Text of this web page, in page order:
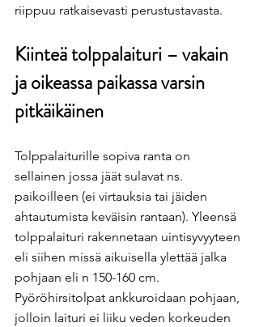
riippuu ratkaisevasti perustustavasta.
Kiinteä tolppalaituri – vakain
ja oikeassa paikassa varsin
pitkäikäinen
Tolppalaiturille sopiva ranta on
sellainen jossa jäät sulavat ns.
paikoilleen (ei virtauksia tai jäiden
ahtautumista keväisin rantaan). Yleensä
tolppalaituri rakennetaan uintisyvyyteen
eli siihen missä aikuisella ylettää jalka
pohjaan eli n 150-160 cm.
Pyöröhirsitolpat ankkuroidaan pohjaan,
jolloin laituri ei liiku veden korkeuden